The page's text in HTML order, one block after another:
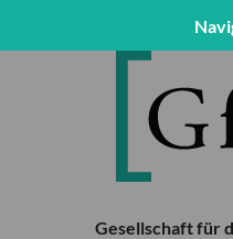
Gesellschaft für